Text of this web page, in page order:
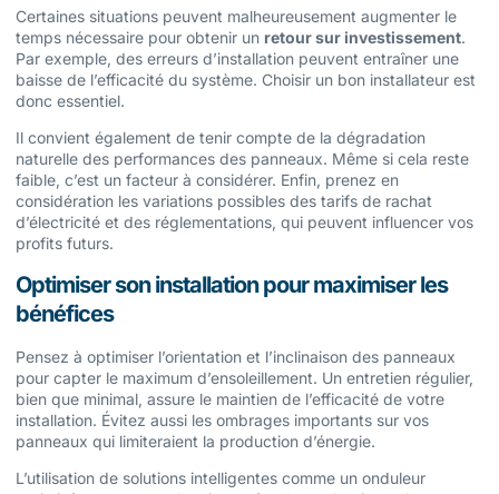
Certaines situations peuvent malheureusement augmenter le
temps nécessaire pour obtenir un retour sur investissement.
Par exemple, des erreurs d’installation peuvent entraîner une
baisse de l’efficacité du système. Choisir un bon installateur est
donc essentiel.
Il convient également de tenir compte de la dégradation
naturelle des performances des panneaux. Même si cela reste
faible, c’est un facteur à considérer. Enfin, prenez en
considération les variations possibles des tarifs de rachat
d’électricité et des réglementations, qui peuvent influencer vos
profits futurs.
Optimiser son installation pour maximiser les
bénéfices
Pensez à optimiser l’orientation et l’inclinaison des panneaux
pour capter le maximum d’ensoleillement. Un entretien régulier,
bien que minimal, assure le maintien de l’efficacité de votre
installation. Évitez aussi les ombrages importants sur vos
panneaux qui limiteraient la production d’énergie.
L’utilisation de solutions intelligentes comme un onduleur